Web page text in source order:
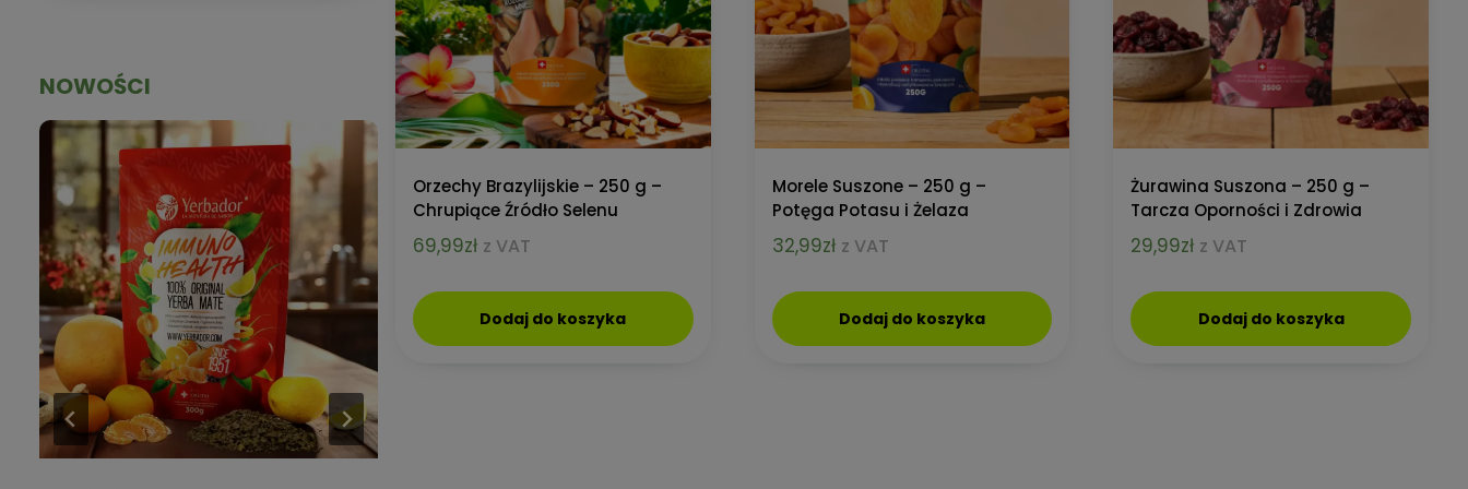
NOWOŚCI
Orzechy Brazylijskie – 250 g –
Chrupiące Źródło Selenu
69,99zł z VAT
Dodaj do koszyka
Morele Suszone – 250 g –
Potęga Potasu i Żelaza
32,99zł z VAT
Dodaj do koszyka
Żurawina Suszona – 250 g –
Tarcza Oporności i Zdrowia
29,99zł z VAT
Dodaj do koszyka